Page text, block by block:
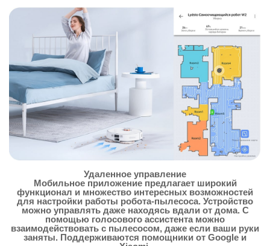
Удаленное управление
Мобильное приложение предлагает широкий
функционал и множество интересных возможностей
для настройки работы робота-пылесоса. Устройство
можно управлять даже находясь вдали от дома. С
помощью голосового ассистента можно
взаимодействовать с пылесосом, даже если ваши руки
заняты. Поддерживаются помощники от Google и